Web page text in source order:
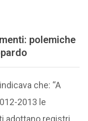
polemiche
che: “A
2013 le
adottano registri